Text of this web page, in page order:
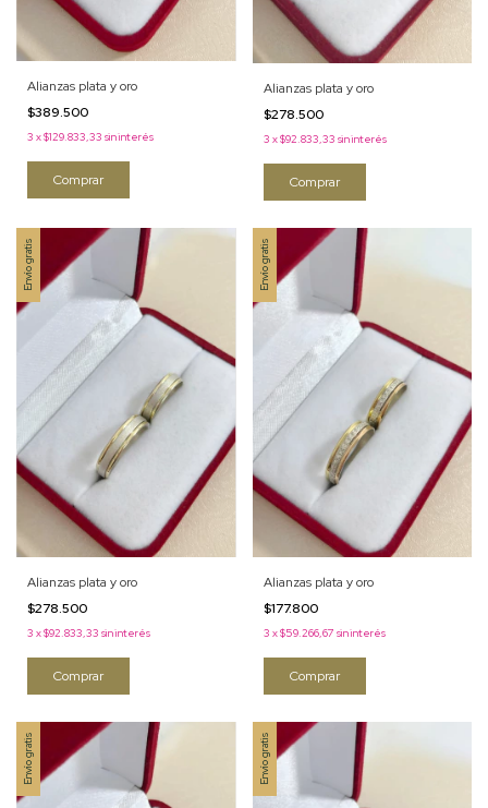
Alianzas plata y oro
$389.500
3 x$129.833,33 sin interés
Comprar
Alianzas plata y oro
$278.500
3 x$92.833,33 sin interés
Comprar
Envío gratis
Alianzas plata y oro
$278.500
3 x$92.833,33 sin interés
Comprar
Envío gratis
Alianzas plata y oro
$177.800
3 x$59.266,67 sin interés
Comprar
Envío gratis Envío gratis